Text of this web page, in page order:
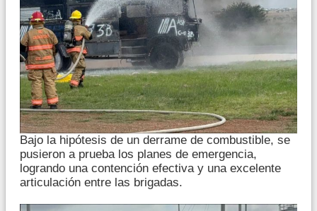
Bajo la hipótesis de un derrame de combustible, se
pusieron a prueba los planes de emergencia,
logrando una contención efectiva y una excelente
articulación entre las brigadas.